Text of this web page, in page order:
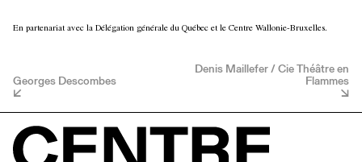
En partenariat avec la Délégation générale du Québec et le Centre Wallonie-Bruxelles.
Georges Descombes
Denis Maillefer / Cie Théâtre en
Flammes